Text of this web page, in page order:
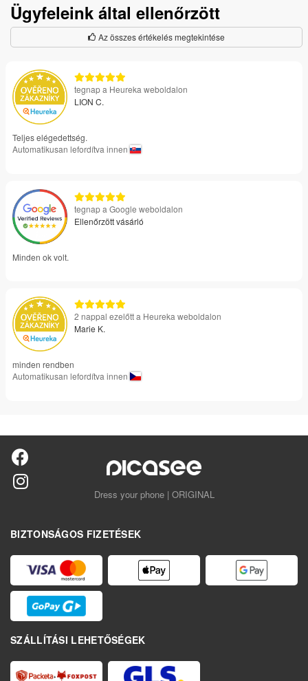
Ügyfeleink által ellenőrzött
Az összes értékelés megtekintése
tegnap a Heureka weboldalon
LION C.
Teljes elégedettség.
Automatikusan lefordítva innen
tegnap a Google weboldalon
Ellenőrzött vásárló
Minden ok volt.
2 nappal ezelőtt a Heureka weboldalon
Marie K.
minden rendben
Automatikusan lefordítva innen
Dress your phone | ORIGINAL
BIZTONSÁGOS FIZETÉSEK
SZÁLLÍTÁSI LEHETŐSÉGEK